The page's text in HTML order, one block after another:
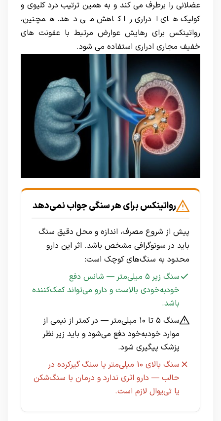
عضلانی را برطرف می کند و به همین ترتیب درد کلیوی و
کولیک های ادراری را کاهش می دهد. همچنین،
رواتینکس برای رهایش عوارض مرتبط با عفونت های
خفیف مجاری ادراری استفاده می شود.
رواتینکس برای هر سنگی جواب نمی‌دهد
پیش از شروع مصرف، اندازه و محل دقیق سنگ
باید در سونوگرافی مشخص باشد. اثر این دارو
محدود به سنگ‌های کوچک است:
سنگ زیر ۵ میلی‌متر — شانس دفع
خودبه‌خودی بالاست و دارو می‌تواند کمک‌کننده
باشد.
سنگ ۵ تا ۱۰ میلی‌متر — در کمتر از نیمی از
موارد خودبه‌خود دفع می‌شود و باید زیر نظر
پزشک پیگیری شود.
سنگ بالای ۱۰ میلی‌متر یا سنگ گیرکرده در
حالب — دارو اثری ندارد و درمان با سنگ‌شکن
یا تی‌یو‌ال لازم است.